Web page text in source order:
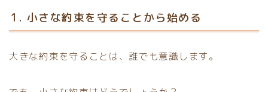
1. 小さな約束を守ることから始める
大きな約束を守ることは、誰でも意識します。